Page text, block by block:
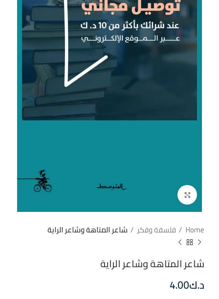
Home فلسفة وفكر شاعر المتاهة وشاعر الراية
شاعر المتاهة وشاعر الراية
د.ك4.00